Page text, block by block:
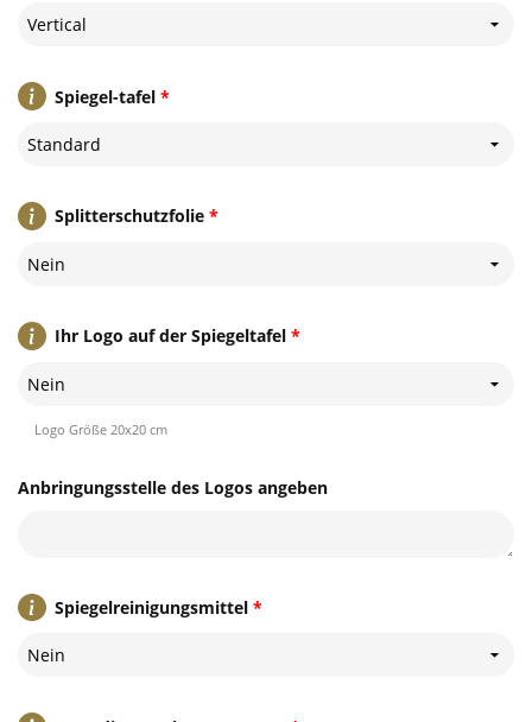
Vertical
*
Spiegel-tafel
Standard
*
Splitterschutzfolie
Nein
*
Ihr Logo auf der Spiegeltafel
Nein
Logo Größe 20x20 cm
Anbringungsstelle des Logos angeben
*
Spiegelreinigungsmittel
Nein